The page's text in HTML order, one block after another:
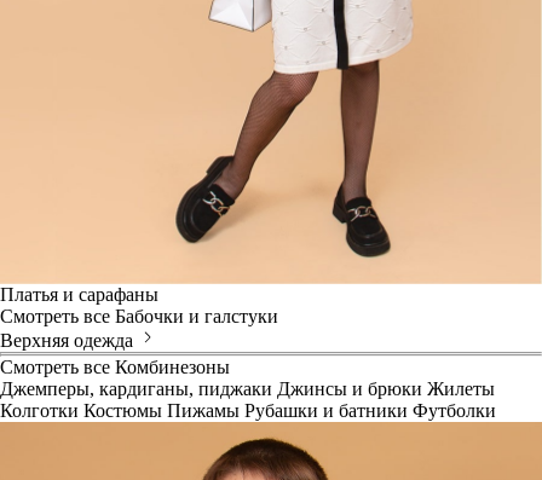
Платья и сарафаны
Смотреть все Бабочки и галстуки
Верхняя одежда
Смотреть все Комбинезоны
Джемперы, кардиганы, пиджаки Джинсы и брюки Жилеты
Колготки Костюмы Пижамы Рубашки и батники Футболки